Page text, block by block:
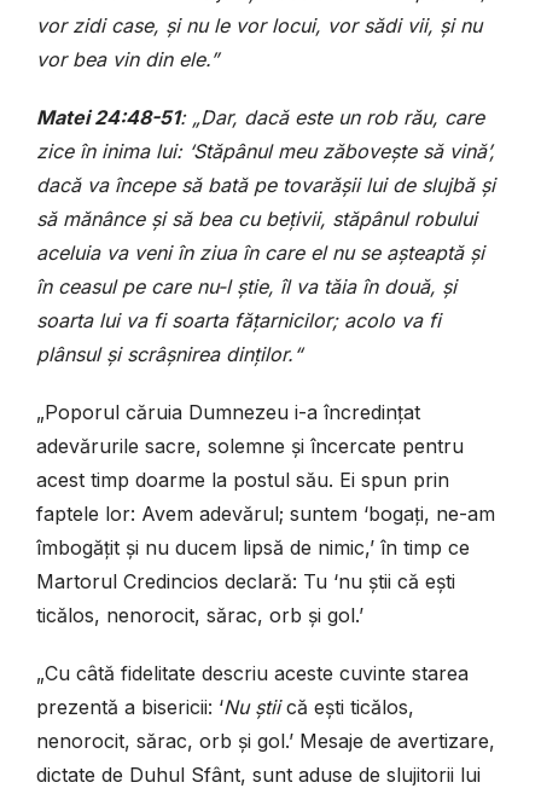
vor zidi case, și nu le vor locui, vor sădi vii, și nu
vor bea vin din ele.”
Matei 24:48-51: „Dar, dacă este un rob rău, care
zice în inima lui: ‘Stăpânul meu zăbovește să vină’,
dacă va începe să bată pe tovarășii lui de slujbă și
să mănânce și să bea cu bețivii, stăpânul robului
aceluia va veni în ziua în care el nu se așteaptă și
în ceasul pe care nu-l știe, îl va tăia în două, și
soarta lui va fi soarta fățarnicilor; acolo va fi
plânsul și scrâșnirea dinților.“
„Poporul căruia Dumnezeu i-a încredințat
adevărurile sacre, solemne și încercate pentru
acest timp doarme la postul său. Ei spun prin
faptele lor: Avem adevărul; suntem ‘bogați, ne-am
îmbogățit și nu ducem lipsă de nimic,’ în timp ce
Martorul Credincios declară: Tu ‘nu știi că ești
ticălos, nenorocit, sărac, orb și gol.’
„Cu câtă fidelitate descriu aceste cuvinte starea
prezentă a bisericii: ‘Nu știică ești ticălos,
nenorocit, sărac, orb și gol.’ Mesaje de avertizare,
dictate de Duhul Sfânt, sunt aduse de slujitorii lui